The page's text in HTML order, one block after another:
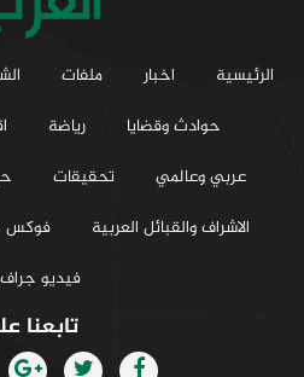
الرئيسية اخبار ملفات
حوادث وقضايا
رياضة
عربي وعالمي
تحقيقات
الاشراف والقبائل العربية
فوكس
فيديو جراف
تابعنا